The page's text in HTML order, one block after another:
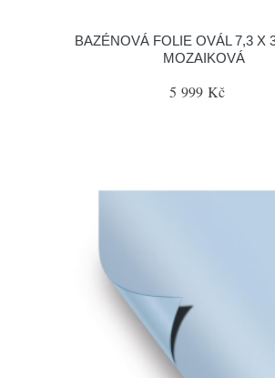
BAZÉNOVÁ FOLIE OVÁL 7,3 X
MOZAIKOVÁ
5 999 Kč